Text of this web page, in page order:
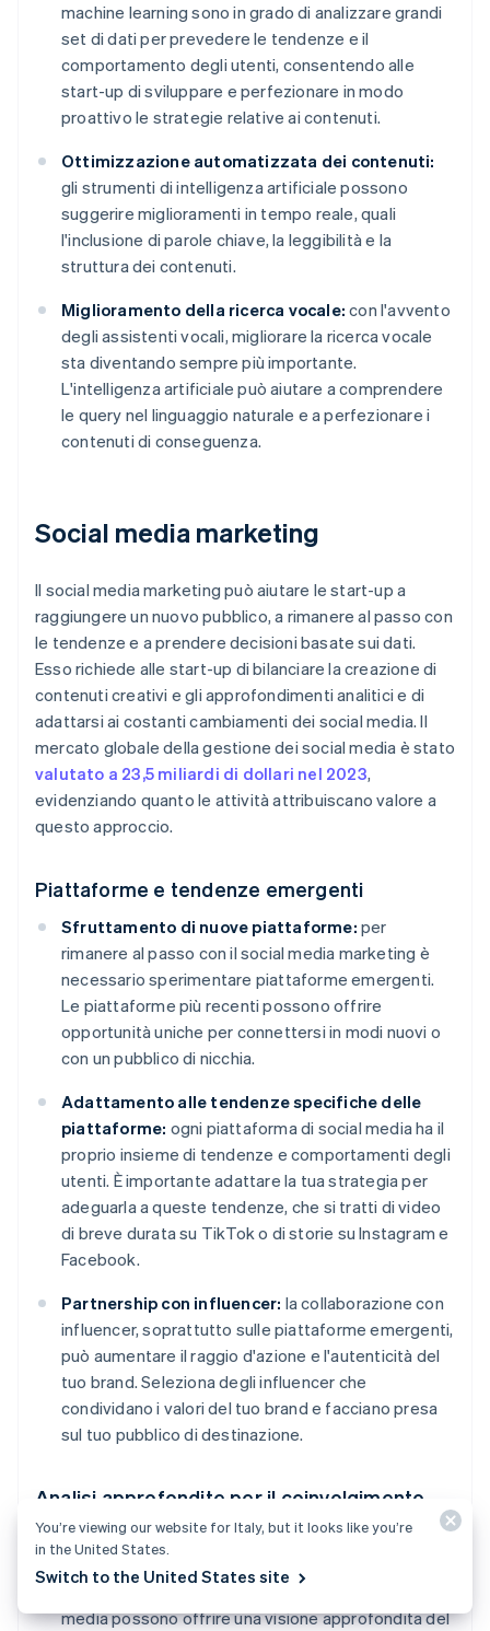
machine learning sono in grado di analizzare grandi
set di dati per prevedere le tendenze e il
comportamento degli utenti, consentendo alle
start-up di sviluppare e perfezionare in modo
proattivo le strategie relative ai contenuti.
Ottimizzazione automatizzata dei contenuti:
gli strumenti di intelligenza artificiale possono
suggerire miglioramenti in tempo reale, quali
l'inclusione di parole chiave, la leggibilità e la
struttura dei contenuti.
Miglioramento della ricerca vocale: con l'avvento
degli assistenti vocali, migliorare la ricerca vocale
sta diventando sempre più importante.
L'intelligenza artificiale può aiutare a comprendere
le query nel linguaggio naturale e a perfezionare i
contenuti di conseguenza.
Social media marketing
Il social media marketing può aiutare le start-up a
raggiungere un nuovo pubblico, a rimanere al passo con
le tendenze e a prendere decisioni basate sui dati.
Esso richiede alle start-up di bilanciare la creazione di
contenuti creativi e gli approfondimenti analitici e di
adattarsi ai costanti cambiamenti dei social media. Il
mercato globale della gestione dei social media è stato
valutato a 23,5 miliardi di dollari nel 2023,
evidenziando quanto le attività attribuiscano valore a
questo approccio.
Piattaforme e tendenze emergenti
Sfruttamento di nuove piattaforme: per
rimanere al passo con il social media marketing è
necessario sperimentare piattaforme emergenti.
Le piattaforme più recenti possono offrire
opportunità uniche per connettersi in modi nuovi o
con un pubblico di nicchia.
Adattamento alle tendenze specifiche delle
piattaforme: ogni piattaforma di social media ha il
proprio insieme di tendenze e comportamenti degli
utenti. È importante adattare la tua strategia per
adeguarla a queste tendenze, che si tratti di video
di breve durata su TikTok o di storie su Instagram e
Facebook.
Partnership con influencer: la collaborazione con
influencer, soprattutto sulle piattaforme emergenti,
può aumentare il raggio d'azione e l'autenticità del
tuo brand. Seleziona degli influencer che
condividano i valori del tuo brand e facciano presa
sul tuo pubblico di destinazione.
Analisi approfondite per il coinvolgimento
del pubblico
Approfondimenti sul pubblico basati sui dati:
media possono offrire una visione approfondita del
You’re viewing our website for Italy, but it looks like you’re
in the United States.
Switch to the United States site